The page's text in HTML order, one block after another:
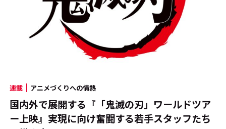
連載 アニメづくりへの情熱
国内外で展開する『「鬼滅の刃」ワールドツア
ー上映』実現に向け奮闘する若手スタッフたち